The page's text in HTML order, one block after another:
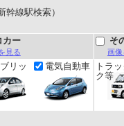
幹線駅検索）
カー
見る
そ
画
リッ
電気自動車
トラ
ク等